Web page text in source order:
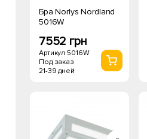
Бра Norlys Nordland
5016W
7552 грн
Артикул 5016W
Под заказ
21-39 дней